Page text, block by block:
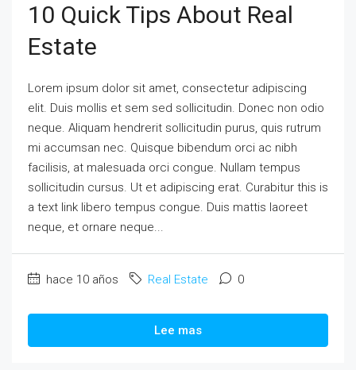
10 Quick Tips About Real
Estate
Lorem ipsum dolor sit amet, consectetur adipiscing
elit. Duis mollis et sem sed sollicitudin. Donec non odio
neque. Aliquam hendrerit sollicitudin purus, quis rutrum
mi accumsan nec. Quisque bibendum orci ac nibh
facilisis, at malesuada orci congue. Nullam tempus
sollicitudin cursus. Ut et adipiscing erat. Curabitur this is
a text link libero tempus congue. Duis mattis laoreet
neque, et ornare neque...
hace 10 años Real Estate 0
Lee mas